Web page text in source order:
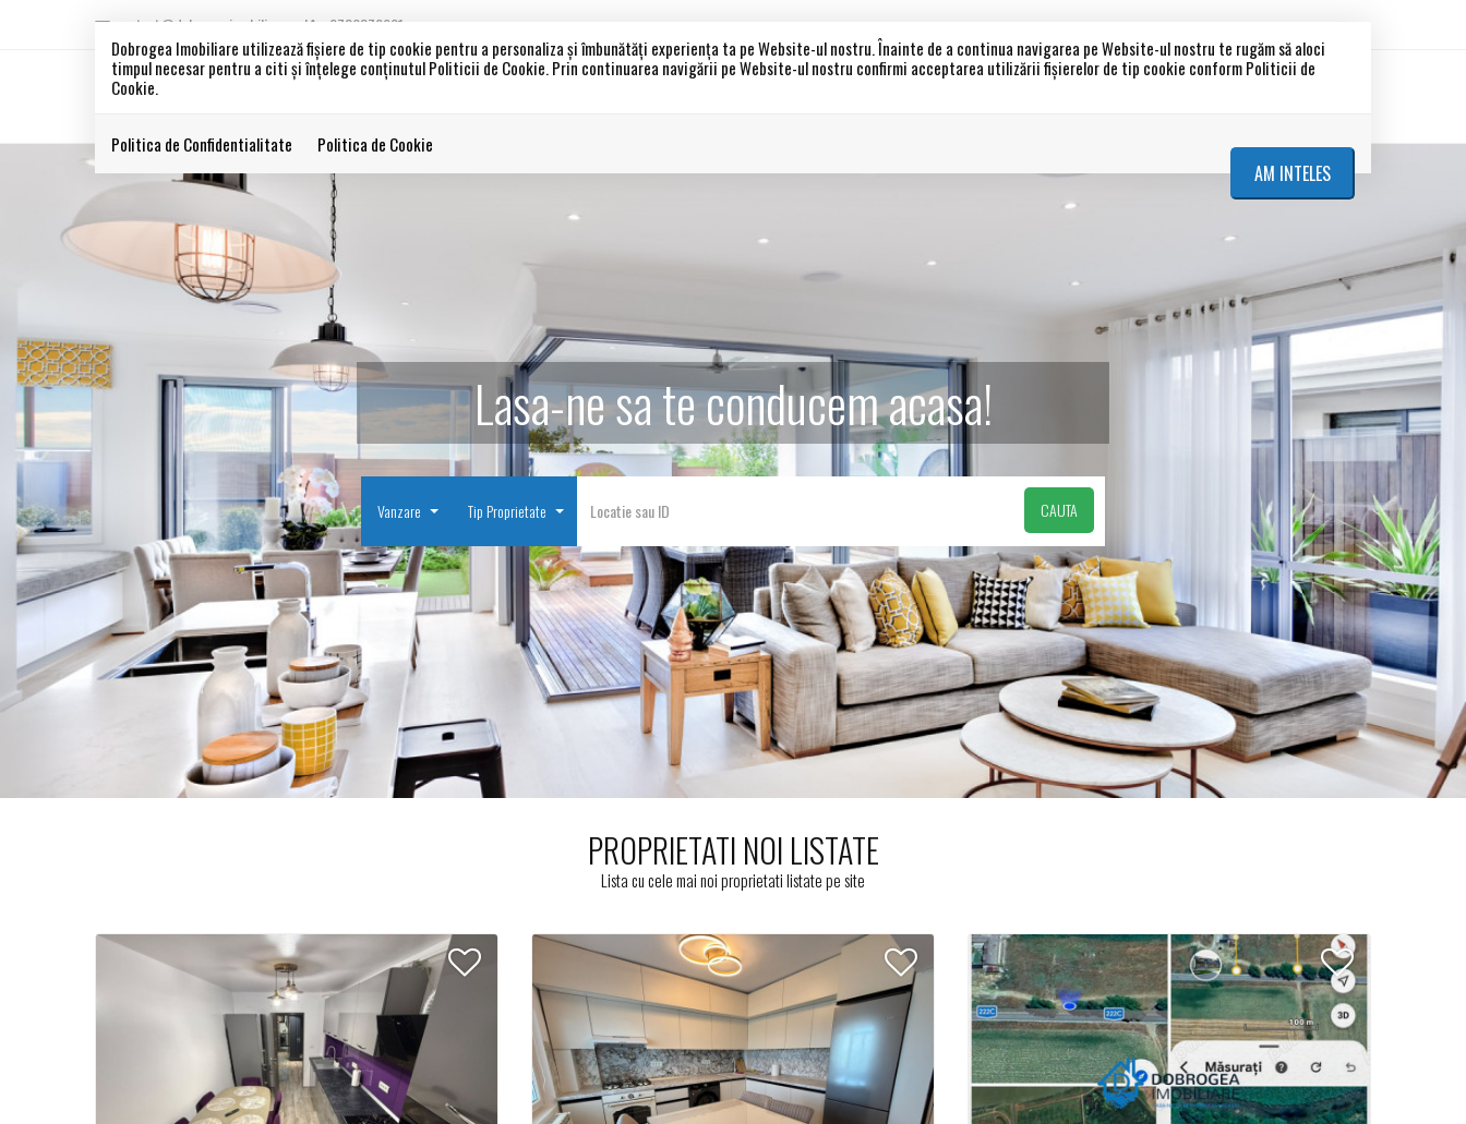
Dobrogea Imobiliare utilizează fişiere de tip cookie pentru a personaliza și îmbunătăți experiența ta pe Website-ul nostru. Înainte de a continua navigarea pe Website-ul nostru te rugăm să aloci
timpul necesar pentru a citi și înțelege conținutul Politicii de Cookie. Prin continuarea navigării pe Website-ul nostru confirmi acceptarea utilizării fişierelor de tip cookie conform Politicii de
Cookie.
Politica de Confidentialitate Politica de Cookie
AM INTELES
contact@dobrogeaimobiliare.ro 0786372901
Lasa-ne sa te conducem acasa!
Vanzare Tip Proprietate CAUTA
PROPRIETATI NOI LISTATE
Lista cu cele mai noi proprietati listate pe site